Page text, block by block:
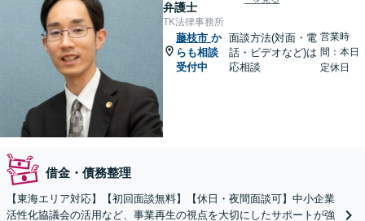
弁護士
TK法律事務所
藤枝市 か
らも相談
受付中
面談方法(対面・電
話・ビデオなど)は
応相談
営業時
間：本日
定休日
借金・債務整理
【東海エリア対応】【初回面談無料】【休日・夜間面談可】中小企業
活性化協議会の活用など、事業再生の視点を大切にしたサポートが強